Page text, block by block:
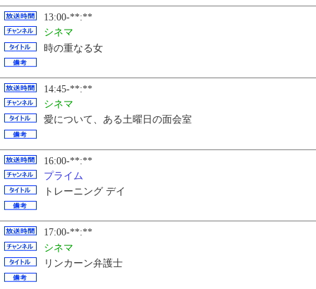
13:00-**:**
シネマ
時の重なる女
14:45-**:**
シネマ
愛について、ある土曜日の面会室
16:00-**:**
プライム
トレーニング デイ
17:00-**:**
シネマ
リンカーン弁護士